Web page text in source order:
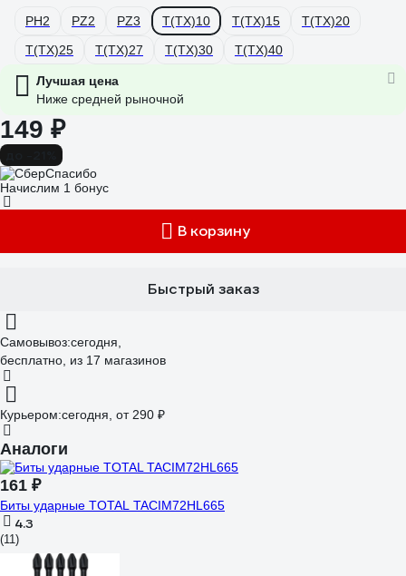
PH2 PZ2 PZ3 Т(ТХ)10 Т(ТХ)15
Т(ТХ)20
Т(ТХ)25
Т(ТХ)27 Т(ТХ)30 Т(ТХ)40
Лучшая цена
Ниже средней рыночной
149 ₽
Начислим 1 бонус
В корзину
Быстрый заказ
Самовывоз:сегодня,
бесплатно , из 17 магазинов
Курьером:сегодня, от 290 ₽
Аналоги
161 ₽
Биты ударные TOTAL TACIM72HL665
4.3
(11)